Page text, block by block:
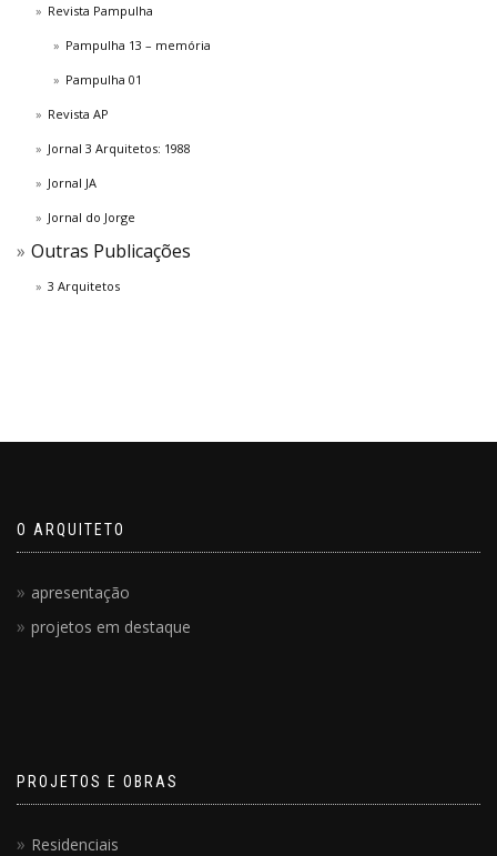
Revista Pampulha
Pampulha 13 – memória
Pampulha 01
Revista AP
Jornal 3 Arquitetos: 1988
Jornal JA
Jornal do Jorge
Outras Publicações
3 Arquitetos
O ARQUITETO
apresentação
projetos em destaque
PROJETOS E OBRAS
Residenciais